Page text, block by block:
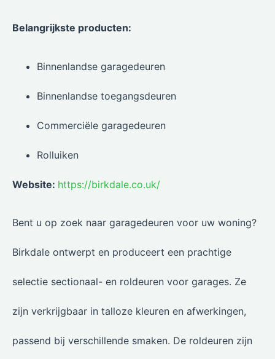
Belangrijkste producten:
Binnenlandse garagedeuren
Binnenlandse toegangsdeuren
Commerciële garagedeuren
Rolluiken
Website: https://birkdale.co.uk/
Bent u op zoek naar garagedeuren voor uw woning?
Birkdale ontwerpt en produceert een prachtige
selectie sectionaal- en roldeuren voor garages. Ze
zijn verkrijgbaar in talloze kleuren en afwerkingen,
passend bij verschillende smaken. De roldeuren zijn